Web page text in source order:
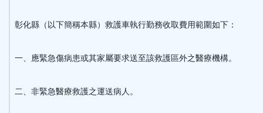
彰化縣（以下簡稱本縣）救護車執行勤務收取費用範圍如下：
一、應緊急傷病患或其家屬要求送至該救護區外之醫療機構。
二、非緊急醫療救護之運送病人。